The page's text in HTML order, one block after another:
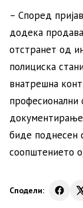
– Според
додека
отстранет од
полициска
внатрешна
професионални
документирање
биде поднесен
соопштението
Сподели: